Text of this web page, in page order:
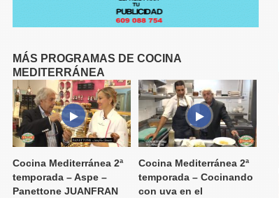
MÁS PROGRAMAS DE COCINA
MEDITERRÁNEA
Cocina Mediterránea 2ª
temporada – Aspe –
Panettone JUANFRAN
Cocina Mediterránea 2ª
temporada – Cocinando
con uva en el